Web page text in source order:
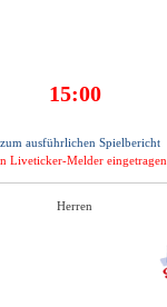
15:00
ausführlichen Spielbericht
Liveticker-Melder eingetragen
Herren